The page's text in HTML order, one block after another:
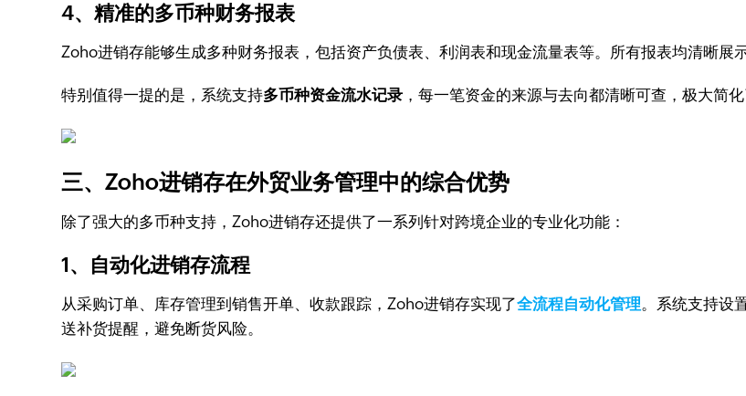
4、精准的多币种财务报表
Zoho进销存能够生成多种财务报表，包括资产负债表、利润表和现金流量表等。所有报表均清晰展
特别值得一提的是，系统支持多币种资金流水记录 ，每一笔资金的来源与去向都清晰可查，极大简
三、Zoho进销存在外贸业务管理中的综合优势
除了强大的多币种支持，Zoho进销存还提供了一系列针对跨境企业的专业化功能：
1、自动化进销存流程
从采购订单、库存管理到销售开单、收款跟踪，Zoho进销存实现了全流程自动化管理。系统支持设
送补货提醒，避免断货风险。